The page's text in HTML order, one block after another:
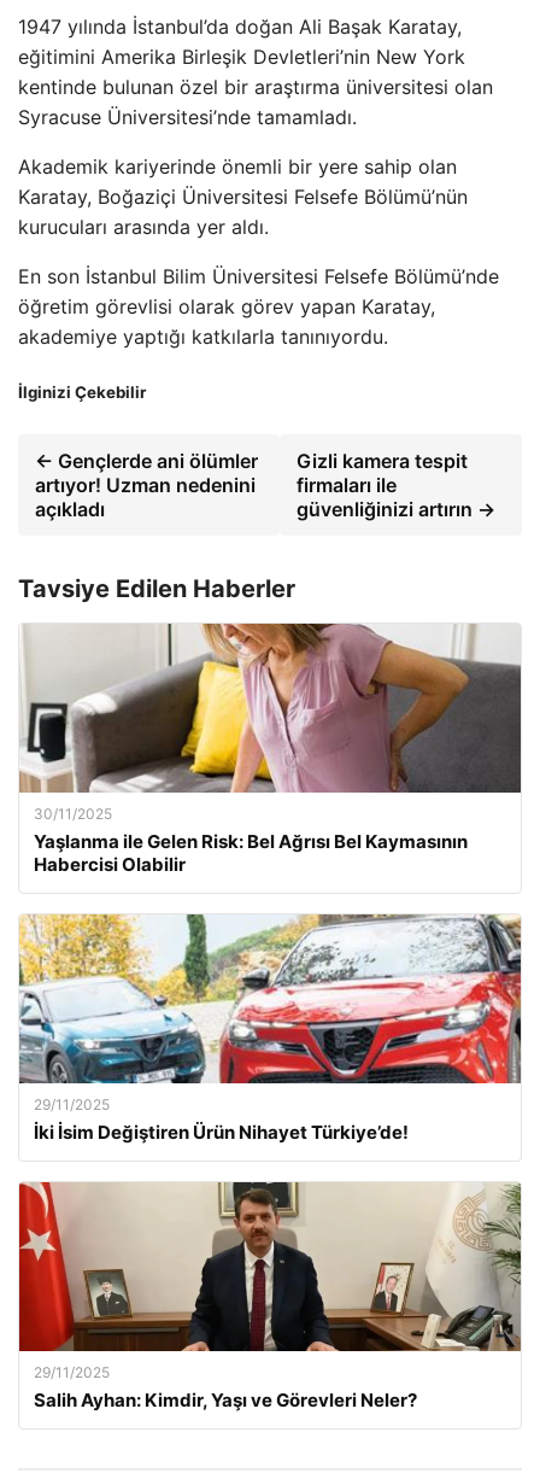
1947 yılında İstanbul’da doğan Ali Başak Karatay,
eğitimini Amerika Birleşik Devletleri’nin New York
kentinde bulunan özel bir araştırma üniversitesi olan
Syracuse Üniversitesi’nde tamamladı.
Akademik kariyerinde önemli bir yere sahip olan
Karatay, Boğaziçi Üniversitesi Felsefe Bölümü’nün
kurucuları arasında yer aldı.
En son İstanbul Bilim Üniversitesi Felsefe Bölümü’nde
öğretim görevlisi olarak görev yapan Karatay,
akademiye yaptığı katkılarla tanınıyordu.
İlginizi Çekebilir
← Gençlerde ani ölümler
artıyor! Uzman nedenini
açıkladı
Gizli kamera tespit
firmaları ile
güvenliğinizi artırın →
Tavsiye Edilen Haberler
30/11/2025
Yaşlanma ile Gelen Risk: Bel Ağrısı Bel Kaymasının
Habercisi Olabilir
29/11/2025
İki İsim Değiştiren Ürün Nihayet Türkiye’de!
29/11/2025
Salih Ayhan: Kimdir, Yaşı ve Görevleri Neler?